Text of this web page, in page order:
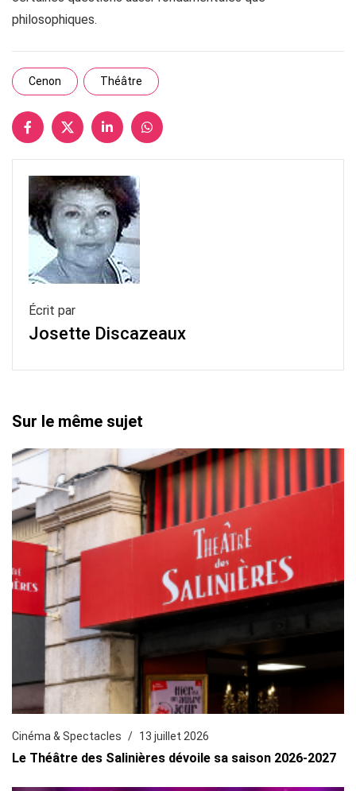
philosophiques.
Cenon Théâtre
Écrit par
Josette Discazeaux
Sur le même sujet
Cinéma & Spectacles 13 juillet 2026
Le Théâtre des Salinières dévoile sa saison 2026-2027